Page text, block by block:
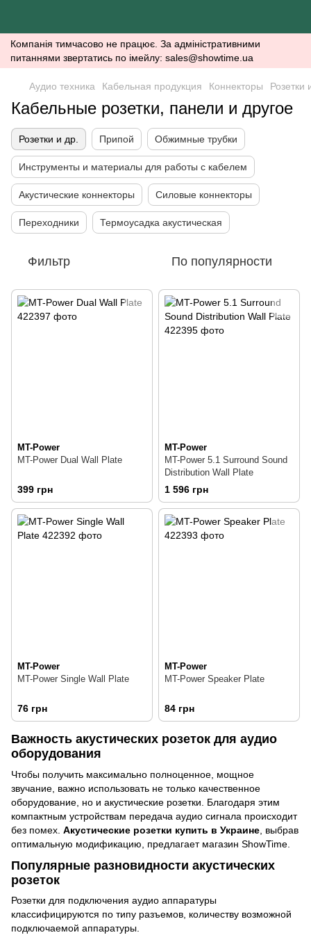
Компанія тимчасово не працює. За адміністративними
питаннями звертатись по імейлу: sales@showtime.ua
Аудио техника Кабельная продукция Коннекторы Розетки
Кабельные розетки, панели и другое
Розетки и др. Припой Обжимные трубки
Инструменты и материалы для работы с кабелем
Акустические коннекторы Силовые коннекторы
Переходники Термоусадка акустическая
Фильтр По популярности
MT-Power
MT-Power Dual Wall Plate
399 грн
MT-Power
MT-Power 5.1 Surround Sound
Distribution Wall Plate
1 596 грн
MT-Power
MT-Power Single Wall Plate
76 грн
MT-Power
MT-Power Speaker Plate
84 грн
Важность акустических розеток для аудио
оборудования
Чтобы получить максимально полноценное, мощное
звучание, важно использовать не только качественное
оборудование, но и акустические розетки. Благодаря этим
компактным устройствам передача аудио сигнала происходит
без помех. Акустические розетки купить в Украине , выбрав
оптимальную модификацию, предлагает магазин ShowTime.
Популярные разновидности акустических
розеток
Розетки для подключения аудио аппаратуры
классифицируются по типу разъемов, количеству возможной
подключаемой аппаратуры.